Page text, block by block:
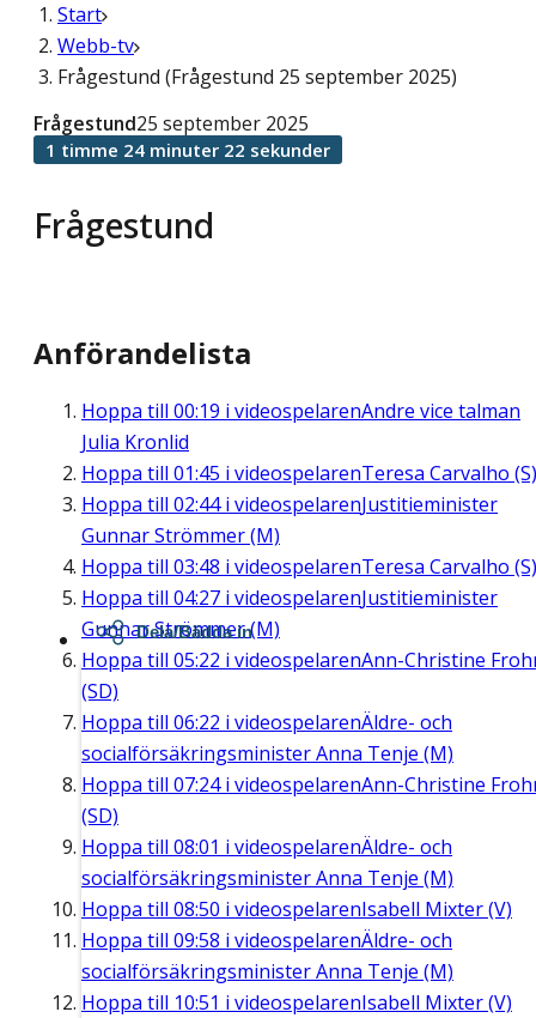
Start
Webb-tv
Frågestund (Frågestund 25 september 2025)
Frågestund
Frågestund25 september 2025
1 timme 24 minuter 22 sekunder
Anförandelista
Hoppa till 00:19 i videospelarenAndre vice talman
Julia Kronlid
Hoppa till 01:45 i videospelarenTeresa Carvalho (S)
Hoppa till 02:44i videospelarenJustitieminister
Gunnar Strömmer (M)
Hoppa till 03:48 i videospelarenTeresa Carvalho (S)
Hoppa till 04:27 i videospelarenJustitieminister
Gunnar Strömmer (M)
Hoppa till 05:22 i videospelarenAnn-Christine
(SD)
Hoppa till 06:22 i videospelarenÄldre- och
socialförsäkringsminister Anna Tenje (M)
Hoppa till 07:24i videospelarenAnn-Christine
(SD)
Hoppa till 08:01 i videospelarenÄldre- och
socialförsäkringsminister Anna Tenje (M)
Hoppa till 08:50 i videospelarenIsabell Mixter (V)
Hoppa till 09:58 i videospelarenÄldre- och
socialförsäkringsminister Anna Tenje (M)
Hoppa till 10:51 i videospelarenIsabell Mixter (V)
Dela/Bädda in